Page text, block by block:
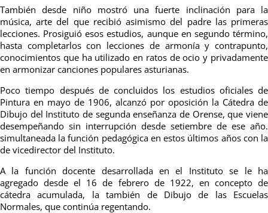
También desde niño mostró una fuerte inclinación para la
música, arte del que recibió asimismo del padre las primeras
lecciones. Prosiguió esos estudios, aunque en segundo término,
hasta completarlos con lecciones de armonía y contrapunto,
conocimientos que ha utilizado en ratos de ocio y privadamente
en armonizar canciones populares asturianas.
Poco tiempo después de concluidos los estudios oficiales de
Pintura en mayo de 1906, alcanzó por oposición la Cátedra de
Dibujo del Instituto de segunda enseñanza de Orense, que viene
desempeñando sin interrupción desde setiembre de ese año.
simultaneada la función pedagógica en estos últimos años con la
de vicedirector del Instituto.
A la función docente desarrollada en el Instituto se le ha
agregado desde el 16 de febrero de 1922, en concepto de
cátedra acumulada, la también de Dibujo de las Escuelas
Normales, que continúa regentando.